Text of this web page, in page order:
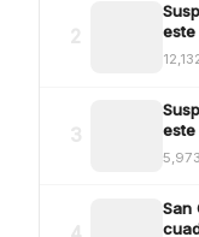
este
y
este
San